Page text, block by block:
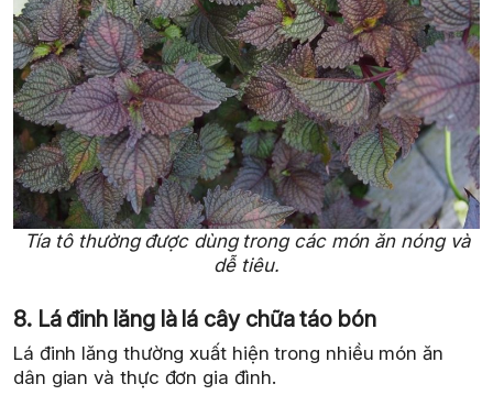
Tía tô thường được dùng trong các món ăn nóng và
dễ tiêu.
8. Lá đinh lăng là lá cây chữa táo bón
Lá đinh lăng thường xuất hiện trong nhiều món ăn
dân gian và thực đơn gia đình.